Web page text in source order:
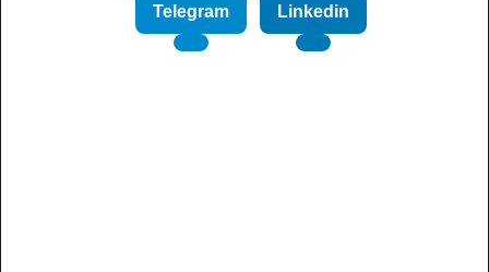
Telegram Linkedin